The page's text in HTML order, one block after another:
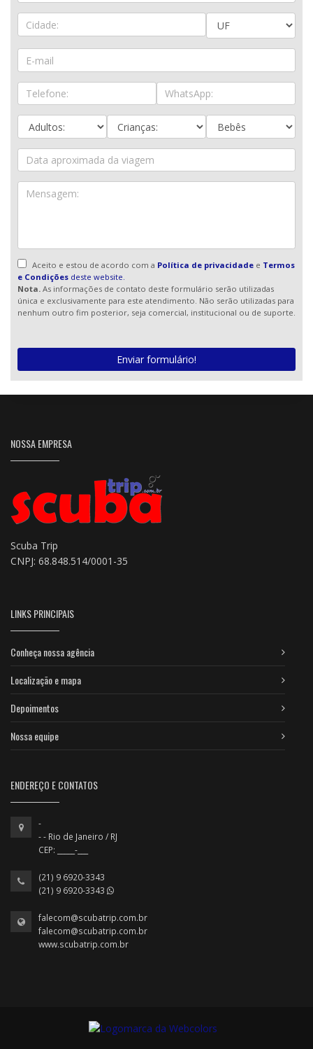
Aceito e estou de acordo com a Política de privacidadee Termos
e Condições deste website.
Nota. As informações de contato deste formulário serão utilizadas
única e exclusivamente para este atendimento. Não serão utilizadas para
nenhum outro fim posterior, seja comercial, institucional ou de suporte.
Enviar formulário!
NOSSA EMPRESA
Scuba Trip
CNPJ: 68.848.514/0001-35
LINKS PRINCIPAIS
Conheça nossa agência
Localização e mapa
Depoimentos
Nossa equipe
ENDEREÇO E CONTATOS
-
- - Rio de Janeiro / RJ
CEP: _____-___
(21) 9 6920-3343
(21) 9 6920-3343
falecom@scubatrip.com.br
falecom@scubatrip.com.br
www.scubatrip.com.br